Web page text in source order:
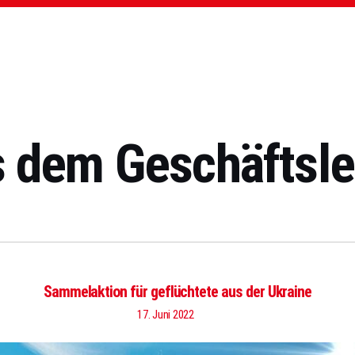
dem
Sammelaktion für geflüchtete aus der Ukraine
17. Juni 2022